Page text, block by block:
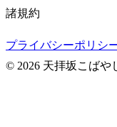
諸規約
プライバシーポリシ
© 2026 天拝坂こばや